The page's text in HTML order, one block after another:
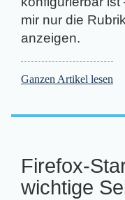
mir nur die
anzeigen.
Ganzen Artikel lesen
Firefox-
wichtige